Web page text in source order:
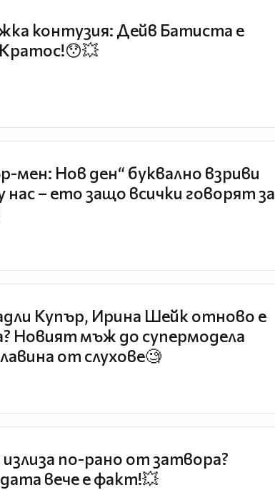
контузия: Дейв Батиста е
мен: Нов ден“ буквално взриви
нас – ето защо всички говорят за
Купър, Ирина Шейк отново е
Новият мъж до супермодела
от слухове🧐
по-рано от затвора?
вече е факт!💥